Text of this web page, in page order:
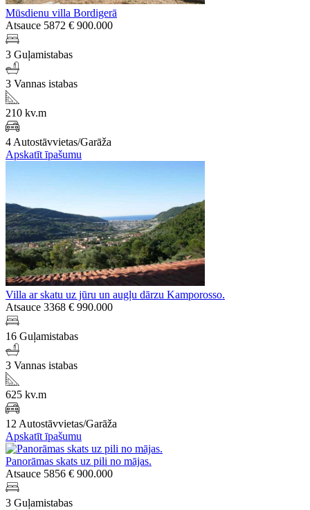
Mūsdienu villa Bordigerā
Atsauce 5872 € 900.000
3 Guļamistabas
3 Vannas istabas
210 kv.m
4 Autostāvvietas/Garāža
Apskatīt īpašumu
Villa ar skatu uz jūru un augļu dārzu Kamporosso.
Atsauce 3368 € 990.000
16 Guļamistabas
3 Vannas istabas
625 kv.m
12 Autostāvvietas/Garāža
Apskatīt īpašumu
Panorāmas skats uz pili no mājas.
Atsauce 5856 € 900.000
3 Guļamistabas